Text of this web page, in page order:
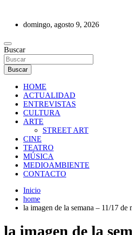
contenidodomingo, agosto 9, 2026
REVISTA DE PRENSA
Buscar
Buscar
HOME
ACTUALIDAD
ENTREVISTAS
CULTURA
ARTE
STREET ART
CINE
TEATRO
MÚSICA
MEDIOAMBIENTE
CONTACTO
Inicio
home
la imagen de la semana – 11/17 de
la imagen de la